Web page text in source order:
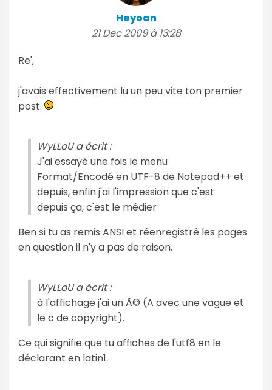
Heyoan
21 Dec 2009 à 13:28
Re',
j'avais effectivement lu un peu vite ton premier
post.
WyLLoU a écrit :
J'ai essayé une fois le menu
Format/Encodé en UTF-8 de Notepad++ et
depuis, enfin j'ai l'impression que c'est
depuis ça, c'est le médier
Ben si tu as remis ANSI et réenregistré les pages
en question il n'y a pas de raison.
WyLLoU a écrit :
à l'affichage j'ai un Ã© (A avec une vague et
le c de copyright).
Ce qui signifie que tu affiches de l'utf8 en le
déclarant en latin1.